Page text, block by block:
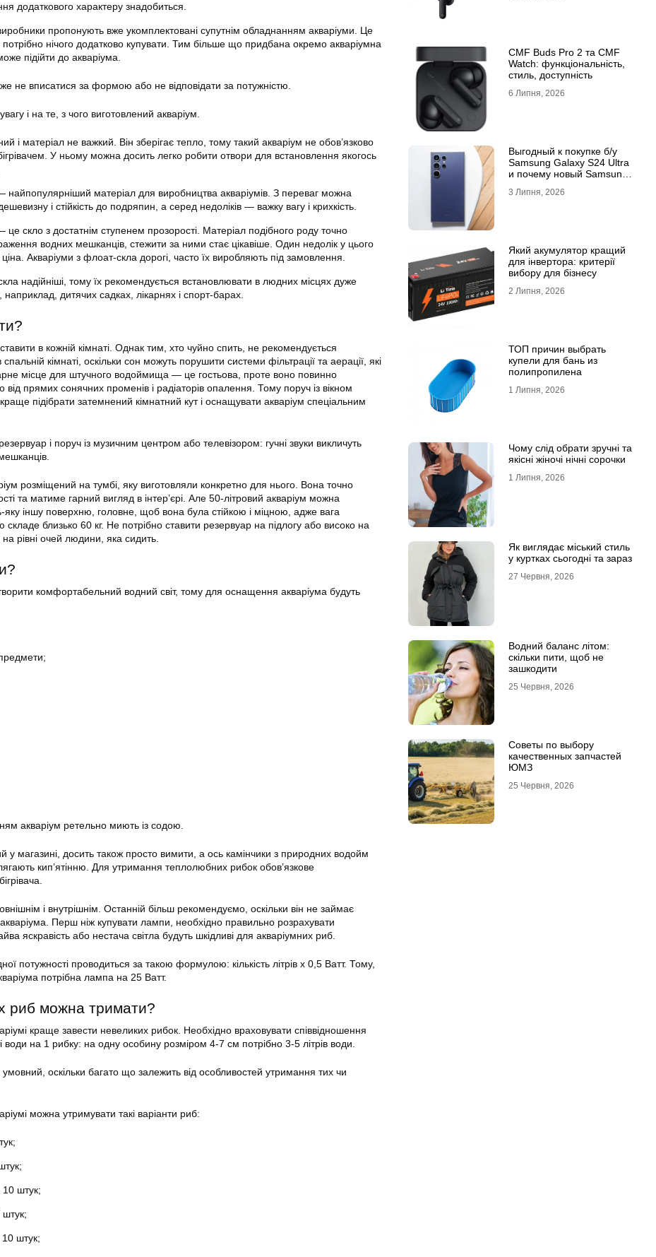
додаткового характеру знадобиться.
пропонують вже укомплектовані супутнім обладнанням акваріуми. Це
потрібно нічого додатково купувати. Тим більше що придбана окремо акваріумна
підійти до акваріума.
не вписатися за формою або не відповідати за потужністю.
і на те, з чого виготовлений акваріум.
і матеріал не важкий. Він зберігає тепло, тому такий акваріум не обов’язково
У ньому можна досить легко робити отвори для встановлення якогось
найпопулярніший матеріал для виробництва акваріумів. З переваг можна
і стійкість до подряпин, а серед недоліків — важку вагу і крихкість.
скло з достатнім ступенем прозорості. Матеріал подібного роду точно
водних мешканців, стежити за ними стає цікавіше. Один недолік у цього
Акваріуми з флоат-скла дорогі, часто їх виробляють під замовлення.
надійніші, тому їх рекомендується встановлювати в людних місцях дуже
наприклад, дитячих садках, лікарнях і спорт-барах.
в кожній кімнаті. Однак тим, хто чуйно спить, не рекомендується
кімнаті, оскільки сон можуть порушити системи фільтрації та аерації, які
місце для штучного водоймища — це гостьова, проте воно повинно
від прямих сонячних променів і радіаторів опалення. Тому поруч із вікном
підібрати затемнений кімнатний кут і оснащувати акваріум спеціальним
і поруч із музичним центром або телевізором: гучні звуки викличуть
розміщений на тумбі, яку виготовляли конкретно для нього. Вона точно
та матиме гарний вигляд в інтер’єрі. Але 50-літровий акваріум можна
яку іншу поверхню, головне, щоб вона була стійкою і міцною, адже вага
складе близько 60 кг. Не потрібно ставити резервуар на підлогу або високо на
рівні очей людини, яка сидить.
комфортабельний водний світ, тому для оснащення акваріума будуть
акваріум ретельно миють із содою.
у магазині, досить також просто вимити, а ось камінчики з природних водойм
кип’ятінню. Для утримання теплолюбних рибок обов’язкове
і внутрішнім. Останній більш рекомендуємо, оскільки він не займає
акваріума. Перш ніж купувати лампи, необхідно правильно розрахувати
яскравість або нестача світла будуть шкідливі для акваріумних риб.
потужності проводиться за такою формулою: кількість літрів х 0,5 Ватт. Тому,
потрібна лампа на 25 Ватт.
риб можна тримати?
краще завести невеликих рибок. Необхідно враховувати співвідношення
води на 1 рибку: на одну особину розміром 4-7 см потрібно 3-5 літрів води.
оскільки багато що залежить від особливостей утримання тих чи
можна утримувати такі варіанти риб:
штук;
10 штук;
CMF Buds Pro 2 та CMF
Watch: функціональність,
стиль, доступність
6 Липня, 2026
Выгодный к покупке б/у
Samsung Galaxy S24 Ultra
и почему новый Samsung
лучшим
3 Липня, 2026
Який акумулятор кращий
для інвертора: критерії
вибору для бізнесу
2 Липня, 2026
ТОП причин выбрать
купели для бань из
полипропилена
1 Липня, 2026
Чому слід обрати зручні та
якісні жіночі нічні сорочки
1 Липня, 2026
Як виглядає міський стиль
у куртках сьогодні та зараз
27 Червня, 2026
Водний баланс літом:
скільки пити, щоб не
зашкодити
25 Червня, 2026
Советы по выбору
качественных запчастей
ЮМЗ
25 Червня, 2026